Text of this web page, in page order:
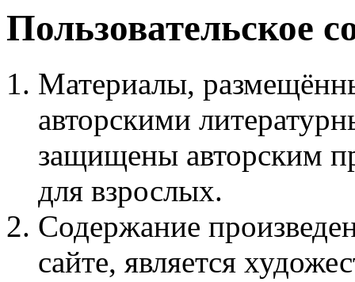
Пользовательское
Материалы,
авторскими
защищены авторским
для взрослых.
Содержание
сайте, является